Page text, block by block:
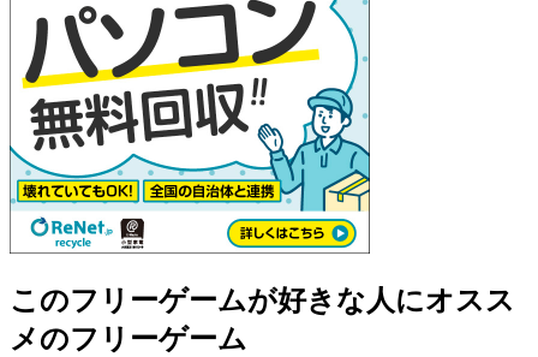
このフリーゲームが好きな人にオスス
メのフリーゲーム